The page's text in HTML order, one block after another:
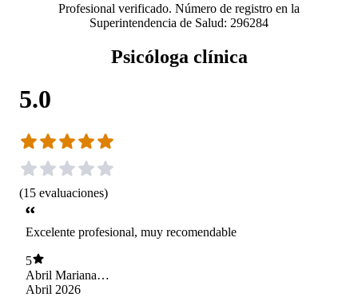
Profesional verificado. Número de registro en la
Superintendencia de Salud: 296284
Psicóloga clínica
5.0
(15 evaluaciones)
Excelente profesional, muy recomendable
5
Abril Mariana
Villalobos Marti
Abril 2026